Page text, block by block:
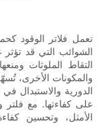
تعمل فلاتر الوقود
الشوائب التي قد
التقاط الملوثات
والمكونات الأخرى،
الدورية والاستبدال
على كفاءتها. مع
الأمثل، وتحسين